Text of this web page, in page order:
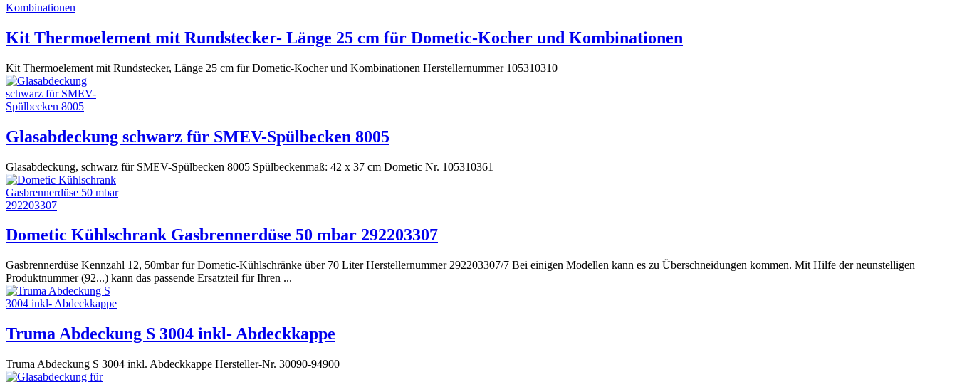
Kit Thermoelement mit Rundstecker- Länge 25 cm für Dometic-Kocher und Kombinationen
Kit Thermoelement mit Rundstecker, Länge 25 cm für Dometic-Kocher und Kombinationen Herstellernummer 105310310
Glasabdeckung schwarz für SMEV-Spülbecken 8005
Glasabdeckung, schwarz für SMEV-Spülbecken 8005 Spülbeckenmaß: 42 x 37 cm Dometic Nr. 105310361
Dometic Kühlschrank Gasbrennerdüse 50 mbar 292203307
Gasbrennerdüse Kennzahl 12, 50mbar für Dometic-Kühlschränke über 70 Liter Herstellernummer 292203307/7 Bei einigen Modellen kann es zu Überschneidungen kommen. Mit Hilfe der neunstelligen
Produktnummer (92...) kann das passende Ersatzteil für Ihren ...
Truma Abdeckung S 3004 inkl- Abdeckkappe
Truma Abdeckung S 3004 inkl. Abdeckkappe Hersteller-Nr. 30090-94900